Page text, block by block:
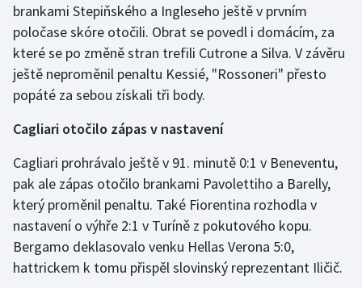
brankami Stepiňského a Ingleseho ještě v prvním
poločase skóre otočili. Obrat se povedl i domácím, za
které se po změně stran trefili Cutrone a Silva. V závěru
ještě neproměnil penaltu Kessié, "Rossoneri" přesto
popáté za sebou získali tři body.
Cagliari otočilo zápas v nastavení
Cagliari prohrávalo ještě v 91. minutě 0:1 v Beneventu,
pak ale zápas otočilo brankami Pavolettiho a Barelly,
který proměnil penaltu. Také Fiorentina rozhodla v
nastavení o výhře 2:1 v Turíně z pokutového kopu.
Bergamo deklasovalo venku Hellas Verona 5:0,
hattrickem k tomu přispěl slovinský reprezentant Iličič.